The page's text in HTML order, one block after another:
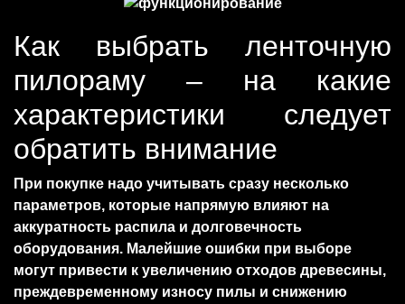
Как выбрать ленточную
пилораму – на какие
характеристики следует
обратить внимание
При покупке надо учитывать сразу несколько
параметров, которые напрямую влияют на
аккуратность распила и долговечность
оборудования. Малейшие ошибки при выборе
могут привести к увеличению отходов древесины,
преждевременному износу пилы и снижению